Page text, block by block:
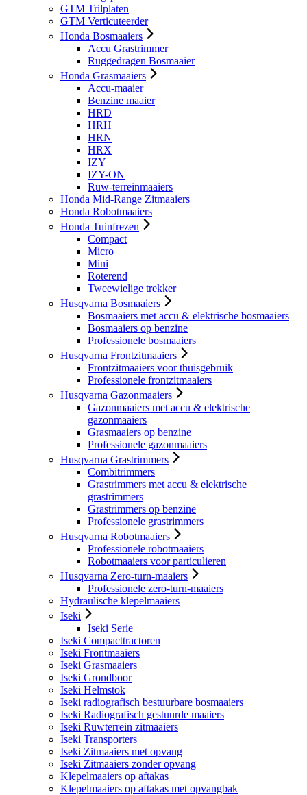
GTM Trilplaten
GTM Verticuteerder
Honda Bosmaaiers
Accu Grastrimmer
Ruggedragen Bosmaaier
Honda Grasmaaiers
Accu-maaier
Benzine maaier
HRD
HRH
HRN
HRX
IZY
IZY-ON
Ruw-terreinmaaiers
Honda Mid-Range Zitmaaiers
Honda Robotmaaiers
Honda Tuinfrezen
Compact
Micro
Mini
Roterend
Tweewielige trekker
Husqvarna Bosmaaiers
Bosmaaiers met accu & elektrische bosmaaiers
Bosmaaiers op benzine
Professionele bosmaaiers
Husqvarna Frontzitmaaiers
Frontzitmaaiers voor thuisgebruik
Professionele frontzitmaaiers
Husqvarna Gazonmaaiers
Gazonmaaiers met accu & elektrische
gazonmaaiers
Grasmaaiers op benzine
Professionele gazonmaaiers
Husqvarna Grastrimmers
Combitrimmers
Grastrimmers met accu & elektrische
grastrimmers
Grastrimmers op benzine
Professionele grastrimmers
Husqvarna Robotmaaiers
Professionele robotmaaiers
Robotmaaiers voor particulieren
Husqvarna Zero-turn-maaiers
Professionele zero-turn-maaiers
Hydraulische klepelmaaiers
Iseki
Iseki Serie
Iseki Compacttractoren
Iseki Frontmaaiers
Iseki Grasmaaiers
Iseki Grondboor
Iseki Helmstok
Iseki radiografisch bestuurbare bosmaaiers
Iseki Radiografisch gestuurde maaiers
Iseki Ruwterrein zitmaaiers
Iseki Transporters
Iseki Zitmaaiers met opvang
Iseki Zitmaaiers zonder opvang
Klepelmaaiers op aftakas
Klepelmaaiers op aftakas met opvangbak